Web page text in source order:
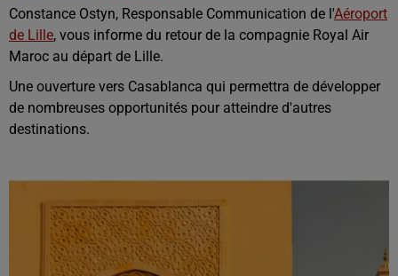
Constance Ostyn, Responsable Communication de l'Aéroport
de Lille, vous informe du retour de la compagnie Royal Air
Maroc au départ de Lille.
Une ouverture vers Casablanca qui permettra de développer
de nombreuses opportunités pour atteindre d'autres
destinations.